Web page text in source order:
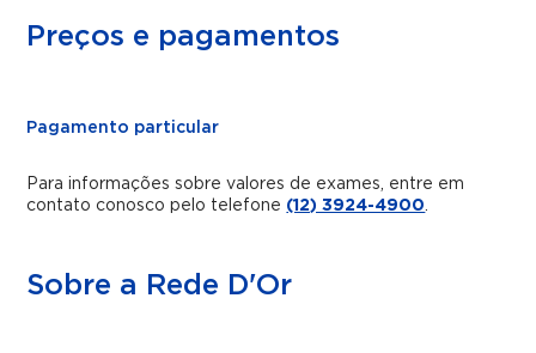
Preços e pagamentos
Pagamento particular
Para informações sobre valores de exames, entre em
contato conosco pelo telefone (12) 3924-4900.
Sobre a Rede D'Or